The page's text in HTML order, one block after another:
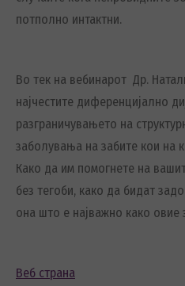
потполно интактни.
Во тек на вебинарот Др.
најчестите диференцијално
разграничувањето на
заболувања на забите кои на
Како да им помогнете на
без тегоби, како да бидат
она што е најважно како овие
Веб страна